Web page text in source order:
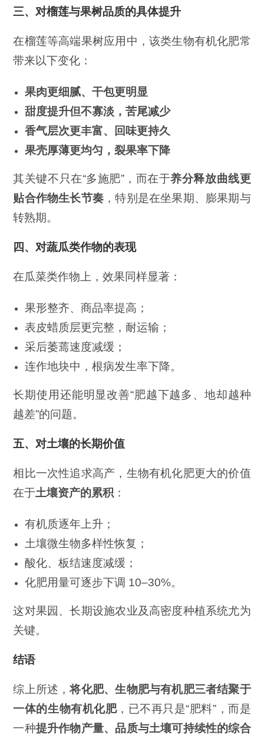
三、对榴莲与果树品质的具体提升
在榴莲等高端果树应用中，该类生物有机化肥常
带来以下变化：
果肉更细腻、干包更明显
甜度提升但不寡淡，苦尾减少
香气层次更丰富、回味更持久
果壳厚薄更均匀，裂果率下降
其关键不只在“多施肥”，而在于养分释放曲线更
贴合作物生长节奏 ，特别是在坐果期、膨果期与
转熟期。
四、对蔬瓜类作物的表现
在瓜菜类作物上，效果同样显著：
果形整齐、商品率提高；
表皮蜡质层更完整，耐运输；
采后萎蔫速度减缓；
连作地块中，根病发生率下降。
长期使用还能明显改善“肥越下越多、地却越种
越差”的问题。
五、对土壤的长期价值
相比一次性追求高产，生物有机化肥更大的价值
在于土壤资产的累积 ：
有机质逐年上升；
土壤微生物多样性恢复；
酸化、板结速度减缓；
化肥用量可逐步下调 10–30%。
这对果园、长期设施农业及高密度种植系统尤为
关键。
结语
综上所述，将化肥、生物肥与有机肥三者结聚于
一体的生物有机化肥，已不再只是“肥料”，而是
一种提升作物产量、品质与土壤可持续性的综合